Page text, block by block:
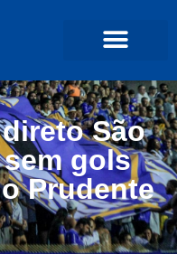
São
gols
Prudente